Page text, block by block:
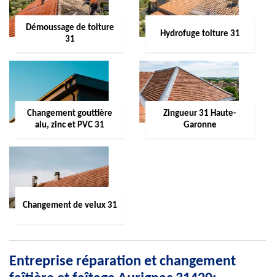
Démoussage de toiture
31
Hydrofuge toiture 31
Changement gouttière
alu, zinc et PVC 31
Zingueur 31 Haute-
Garonne
Changement de velux 31
Entreprise réparation et changement